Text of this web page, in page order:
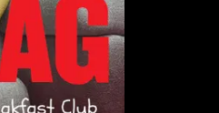
oddania mieszkańcy